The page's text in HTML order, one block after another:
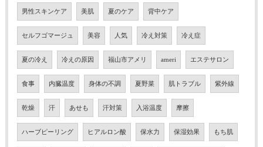
男性スキンケア 美肌 夏のケア 背中ケア
セルフゴマージュ 美容 人気 冷え対策 冷え症
夏の冷え 冷えの原因 福山市アメリ ameri エステサロン
食事 内臓温度 身体の不調 夏野菜 肌トラブル 紫外線
乾燥 汗 あせも 汗対策 入浴温度 摩擦
ハーブピーリング ヒアルロン酸 保水力 保湿効果 もち肌